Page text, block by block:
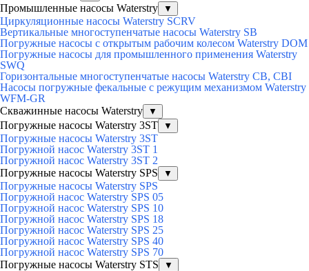
Промышленные насосы Waterstry ▼
Циркуляционные насосы Waterstry SCRV
Вертикальные многоступенчатые насосы Waterstry SB
Погружные насосы с открытым рабочим колесом Waterstry DOM
Погружные насосы для промышленного применения Waterstry
SWQ
Горизонтальные многоступенчатые насосы Waterstry CB, CBI
Насосы погружные фекальные с режущим механизмом Waterstry
WFM-GR
Скважинные насосы Waterstry
▼
Погружные насосы Waterstry 3ST ▼
Погружные насосы Waterstry 3ST
Погружной насос Waterstry 3ST 1
Погружной насос Waterstry 3ST 2
Погружные насосы Waterstry SPS
▼
Погружные насосы Waterstry SPS
Погружной насос Waterstry SPS 05
Погружной насос Waterstry SPS 10
Погружной насос Waterstry SPS 18
Погружной насос Waterstry SPS 25
Погружной насос Waterstry SPS 40
Погружной насос Waterstry SPS 70
Погружные насосы Waterstry STS
▼